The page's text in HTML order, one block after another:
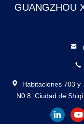
GUANGZHOU
Habitaciones 703 y
N0.8, Ciudad de